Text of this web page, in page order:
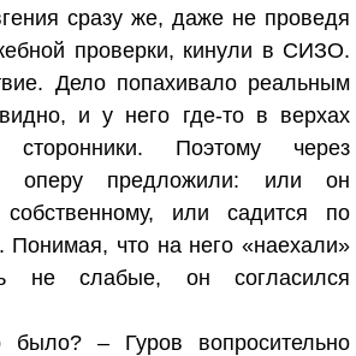
сразу же, даже не проведя
проверки, кинули в СИЗО.
Дело попахивало реальным
и у него где-то в верхах
Поэтому через
оперу предложили: или он
или садится по
Понимая, что на него «наехали»
не слабые, он согласился
– Гуров вопросительно